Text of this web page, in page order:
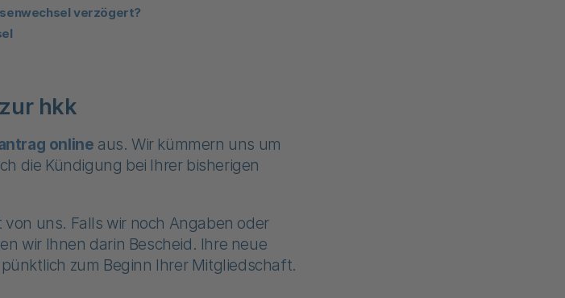
verzögert?
hkk
online aus. Wir kümmern uns um
die Kündigung bei Ihrer bisherigen
uns. Falls wir noch Angaben oder
wir Ihnen darin Bescheid. Ihre neue
zum Beginn Ihrer Mitgliedschaft.